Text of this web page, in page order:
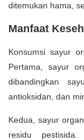
ditemukan hama,
Manfaat
Konsumsi sayur
Pertama, sayur
dibandingkan
antioksidan, dan
Kedua, sayur
residu